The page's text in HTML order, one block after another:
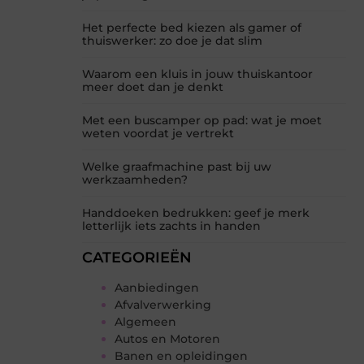
Het perfecte bed kiezen als gamer of
thuiswerker: zo doe je dat slim
Waarom een kluis in jouw thuiskantoor
meer doet dan je denkt
Met een buscamper op pad: wat je moet
weten voordat je vertrekt
Welke graafmachine past bij uw
werkzaamheden?
Handdoeken bedrukken: geef je merk
letterlijk iets zachts in handen
CATEGORIEËN
Aanbiedingen
Afvalverwerking
Algemeen
Autos en Motoren
Banen en opleidingen